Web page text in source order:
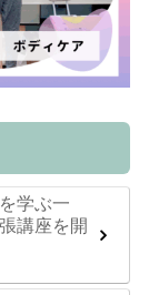
学ぶ一
講座を開